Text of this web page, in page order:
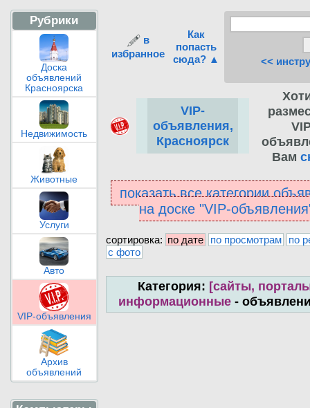
Рубрики
Доска
объявлений
Красноярска
Недвижимость
Животные
Услуги
Авто
VIP-объявления
Архив
объявлений
в
избранное
Как
попасть
сюда? ▲
<<
VIP-
объявления,
Красноярск
Вам
показать все категории
на доске "VIP-
сортировка: по дате по просмотрам
по
с фото
Категория: [сайты,
информационные-